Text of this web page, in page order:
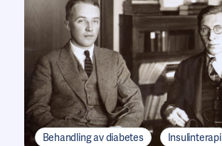
Behandling av diabetes Insulinterapi